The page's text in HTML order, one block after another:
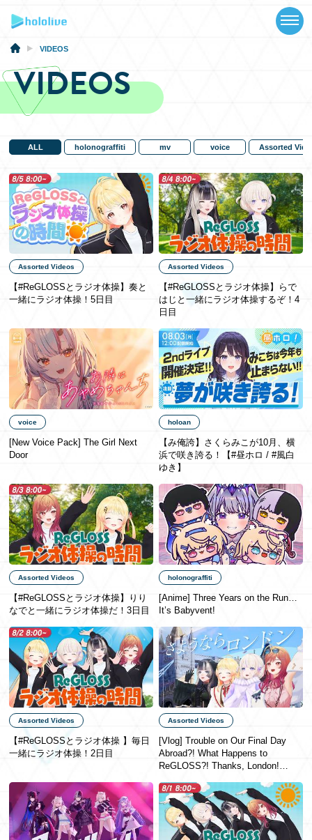
ABOUT
TALENT
SCHEDULE
EVENTS
VIDEOS
MUSIC
MERCH
SPECIAL
日本語
VIDEOS
VIDEOS
ALL holonograffiti mv voice Assorted
Assorted Videos
【#ReGLOSSとラジオ体操】奏と
一緒にラジオ体操！5日目
Assorted Videos
【#ReGLOSSとラジオ体操】らで
はじと一緒にラジオ体操するぞ！4
日目
voice
[New Voice Pack] The Girl Next
Door
holoan
【み俺誇】さくらみこが10月、横
浜で咲き誇る！【#昼ホロ / #風白
ゆき】
Assorted Videos
【#ReGLOSSとラジオ体操】りり
なでと一緒にラジオ体操だ！3日目
holonograffiti
[Anime] Three Years on the Run…
It’s Babyvent!
Assorted Videos
【#ReGLOSSとラジオ体操 】毎日
一緒にラジオ体操！2日目
Assorted Videos
[Vlog] Trouble on Our Final Day
Abroad?! What Happens to
ReGLOSS?! Thanks, London!